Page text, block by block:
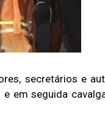
secretários e
em seguida